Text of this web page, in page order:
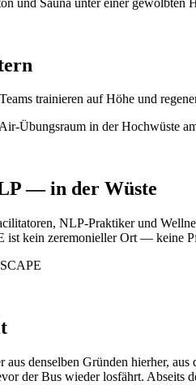
trainieren auf Höhe und
— in der Wüste
NLP-Praktiker und
ist kein zeremonieller Ort — keine
denselben Gründen hierher,
der Bus wieder losfährt. Abseits